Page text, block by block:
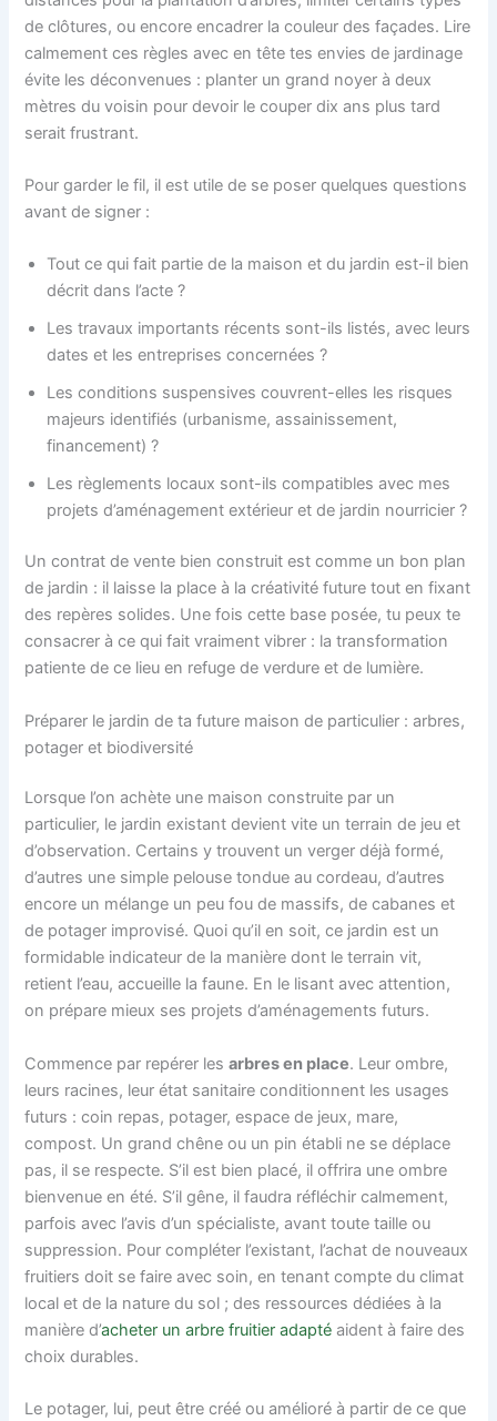
de clôtures, ou encore encadrer la couleur des façades. Lire
calmement ces règles avec en tête tes envies de jardinage
évite les déconvenues : planter un grand noyer à deux
mètres du voisin pour devoir le couper dix ans plus tard
serait frustrant.
Pour garder le fil, il est utile de se poser quelques questions
avant de signer :
Tout ce qui fait partie de la maison et du jardin est-il bien
décrit dans l’acte ?
Les travaux importants récents sont-ils listés, avec leurs
dates et les entreprises concernées ?
Les conditions suspensives couvrent-elles les risques
majeurs identifiés (urbanisme, assainissement,
financement) ?
Les règlements locaux sont-ils compatibles avec mes
projets d’aménagement extérieur et de jardin nourricier ?
Un contrat de vente bien construit est comme un bon plan
de jardin : il laisse la place à la créativité future tout en fixant
des repères solides. Une fois cette base posée, tu peux te
consacrer à ce qui fait vraiment vibrer : la transformation
patiente de ce lieu en refuge de verdure et de lumière.
Préparer le jardin de ta future maison de particulier : arbres,
potager et biodiversité
Lorsque l’on achète une maison construite par un
particulier, le jardin existant devient vite un terrain de jeu et
d’observation. Certains y trouvent un verger déjà formé,
d’autres une simple pelouse tondue au cordeau, d’autres
encore un mélange un peu fou de massifs, de cabanes et
de potager improvisé. Quoi qu’il en soit, ce jardin est un
formidable indicateur de la manière dont le terrain vit,
retient l’eau, accueille la faune. En le lisant avec attention,
on prépare mieux ses projets d’aménagements futurs.
Commence par repérer lesarbres en place. Leur ombre,
leurs racines, leur état sanitaire conditionnent les usages
futurs : coin repas, potager, espace de jeux, mare,
compost. Un grand chêne ou un pin établi ne se déplace
pas, il se respecte. S’il est bien placé, il offrira une ombre
bienvenue en été. S’il gêne, il faudra réfléchir calmement,
parfois avec l’avis d’un spécialiste, avant toute taille ou
suppression. Pour compléter l’existant, l’achat de nouveaux
fruitiers doit se faire avec soin, en tenant compte du climat
local et de la nature du sol ; des ressources dédiées à la
manière d’acheter un arbre fruitier adapté aident à faire des
choix durables.
Le potager, lui, peut être créé ou amélioré à partir de ce que